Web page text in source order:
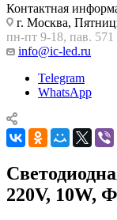
Контактная
г. Москва,
пн-пт 9-18, пав. 571
info@ic-led.ru
Telegram
WhatsApp
220V, 10W,